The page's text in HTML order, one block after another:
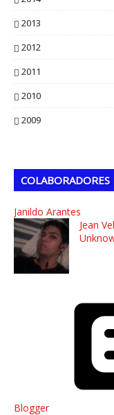
2013
2012
2011
2010
2009
COLABORADORES
Janildo Arantes
Jean
Blogger